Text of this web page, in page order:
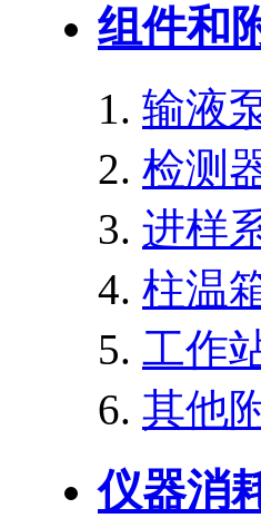
组件和
输液
检测
进样
柱温
工作
其他
仪器消